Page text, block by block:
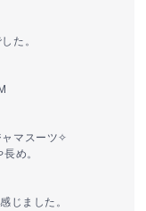
た。
ャマスーツ✧
め。
じました。